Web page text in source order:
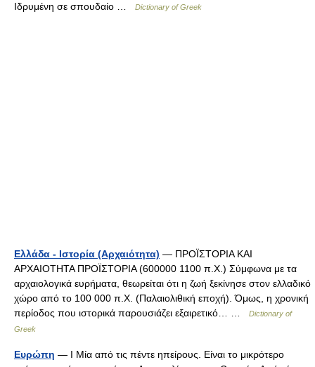
Ιδρυμένη σε σπουδαίο …
Dictionary of Greek
Ελλάδα - Ιστορία (Αρχαιότητα) — ΠΡΟΪΣΤΟΡΙΑ ΚΑΙ
ΑΡΧΑΙΟΤΗΤΑ ΠΡΟΪΣΤΟΡΙΑ (600000 1100 π.Χ.) Σύμφωνα με τα
αρχαιολογικά ευρήματα, θεωρείται ότι η ζωή ξεκίνησε στον ελλαδικό
χώρο από το 100 000 π.Χ. (Παλαιολιθική εποχή). Όμως, η χρονική
περίοδος που ιστορικά παρουσιάζει εξαιρετικό… …
Dictionary of
Greek
Ευρώπη — I Μία από τις πέντε ηπείρους. Είναι το μικρότερο